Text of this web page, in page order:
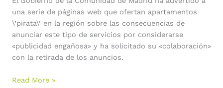
una serie de páginas web que ofertan apartamentos
\’pirata\’ en la región sobre las consecuencias de
anunciar este tipo de servicios por considerarse
«publicidad engañosa» y ha solicitado su «colaboración»
con la retirada de los anuncios.
los
portales
de
turismo
Read More »